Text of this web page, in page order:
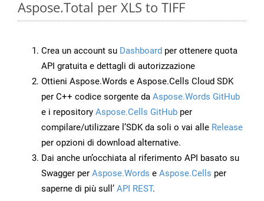
Aspose.Total per XLS to TIFF
Crea un account su Dashboard per ottenere quota
API gratuita e dettagli di autorizzazione
Ottieni Aspose.Words e Aspose.Cells Cloud SDK
per C++ codice sorgente da Aspose.Words GitHub
e i repository Aspose.Cells GitHub per
compilare/utilizzare l’SDK da soli o vai alle Release
per opzioni di download alternative.
Dai anche un’occhiata al riferimento API basato su
Swagger per Aspose.Words e Aspose.Cells per
saperne di più sull’ API REST.